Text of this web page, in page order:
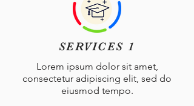
SERVICES 1
Lorem ipsum dolor sit amet,
consectetur adipiscing elit, sed do
eiusmod tempo.